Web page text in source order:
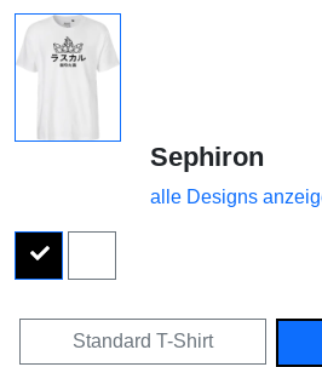
Sephiron
alle Designs
Standard T-Shirt